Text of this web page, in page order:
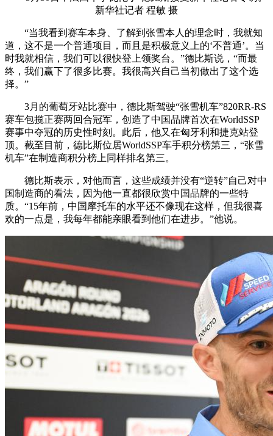
新华社记者 程敏 摄
“当我看到赛车本身、了解到张雪本人的理念时，我就知
道，这不是一个普通项目，而且是积极意义上的‘不普通’。当
时我就相信，我们可以很快登上领奖台。”德比斯说，“而最
终，我们赢下了很多比赛。我很高兴自己当初做出了这个选
择。”
3月的葡萄牙站比赛中，德比斯驾驶“张雪机车”820RR-RS
赛车包揽正赛两回合冠军，创造了中国品牌首次在WorldSSP
赛事中夺冠的历史性时刻。此后，他又在匈牙利和捷克站登
顶。截至目前，德比斯位居WorldSSP车手积分榜第三，“张雪
机车”在制造商积分榜上同样排名第三。
德比斯表示，对他而言，这些成绩并没有“逆转”自己对中
国制造商的看法，因为他一直都很欣赏中国品牌的一些特
质。“15年前，中国摩托车的水平还不像现在这样，但我很喜
欢的一点是，我每年都能亲眼看到他们在进步。”他说。